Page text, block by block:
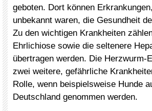
geboten. Dort können
unbekannt waren, die Gesundheit
Zu den wichtigen Krankheiten
Ehrlichiose sowie die seltenere
übertragen werden. Die Herzwurm-
zwei weitere, gefährliche
Rolle, wenn beispielsweise Hunde
Deutschland genommen werden.